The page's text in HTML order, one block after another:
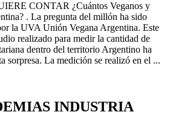
CONTAR ¿Cuántos Veganos y
. La pregunta del millón ha sido
la UVA Unión Vegana Argentina. Este
realizado para medir la cantidad de
dentro del territorio Argentino ha
sorpresa. La medición se realizó en el ...
INDUSTRIA